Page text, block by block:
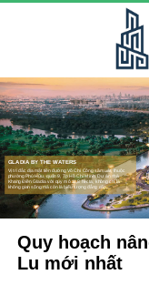
GLADIA BY THE WATERS
Vị trí đắc địa mặt tiền đường Võ Chí Công sầm uất, thuộc
phường Phú Hữu, quận 9, Tp Hồ Chí Minh. Dự án nhà
Khang Điền Gladia với quy mô 11,8 hecta, không chỉ là
không gian sống mà còn là biểu tượng đẳng cấp,
Quy hoạch
Lu mới nhất